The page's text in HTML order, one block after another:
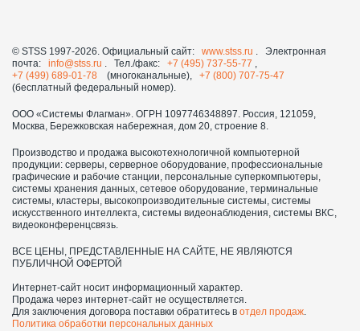
© STSS 1997-2026. Официальный сайт: www.stss.ru
. Электронная
почта: info@stss.ru . Тел./факс: +7 (495) 737-55-77
+7 (499) 689-01-78
(многоканальные), +7 (800) 707-75-47
(бесплатный федеральный номер).
ООО «Системы Флагман». ОГРН 1097746348897. Россия, 121059,
Москва, Бережковская набережная, дом 20, строение 8.
Производство и продажа высокотехнологичной компьютерной
продукции: серверы, серверное оборудование, профессиональные
графические и рабочие станции, персональные суперкомпьютеры,
системы хранения данных, сетевое оборудование, терминальные
системы, кластеры, высокопроизводительные системы, системы
искусственного интеллекта, системы видеонаблюдения, системы ВКС,
видеоконференцсвязь.
ВСЕ ЦЕНЫ, ПРЕДСТАВЛЕННЫЕ НА САЙТЕ, НЕ ЯВЛЯЮТСЯ
ПУБЛИЧНОЙ ОФЕРТОЙ
Интернет-сайт носит информационный характер.
Продажа через интернет-сайт не осуществляется.
Для заключения договора поставки обратитесь в отдел продаж.
Политика обработки персональных данных